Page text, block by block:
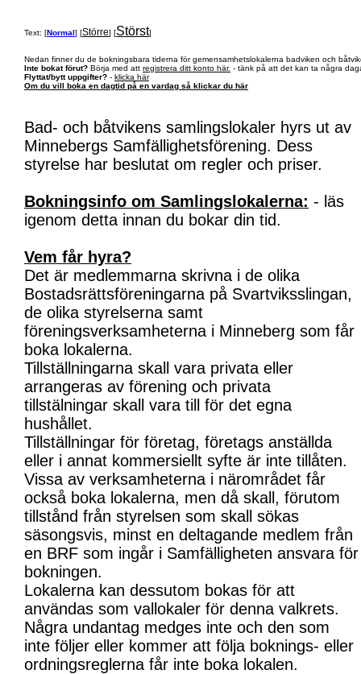
Text: [Normal] [Större] [Störst]
Nedan finner du de bokningsbara tiderna för gemensamhetslokalerna badviken och
Inte bokat förut? Börja med att registrera ditt konto här. - tänk på att det kan ta några
Flyttat/bytt uppgifter? - klicka här
Om du vill boka en dagtid på en vardag så klickar du här
Bad- och båtvikens samlingslokaler hyrs ut av
Minnebergs Samfällighetsförening. Dess
styrelse har beslutat om regler och priser.
Bokningsinfo om Samlingslokalerna: - läs
igenom detta innan du bokar din tid.
Vem får hyra?
Det är medlemmarna skrivna i de olika
Bostadsrättsföreningarna på Svartviksslingan,
de olika styrelserna samt
föreningsverksamheterna i Minneberg som får
boka lokalerna.
Tillställningarna skall vara privata eller
arrangeras av förening och privata
tillstälningar skall vara till för det egna
hushållet.
Tillställningar för företag, företags anställda
eller i annat kommersiellt syfte är inte tillåten.
Vissa av verksamheterna i närområdet får
också boka lokalerna, men då skall, förutom
tillstånd från styrelsen som skall sökas
säsongsvis, minst en deltagande medlem från
en BRF som ingår i Samfälligheten ansvara för
bokningen.
Lokalerna kan dessutom bokas för att
användas som vallokaler för denna valkrets.
Några undantag medges inte och den som
inte följer eller kommer att följa boknings- eller
ordningsreglerna får inte boka lokalen.